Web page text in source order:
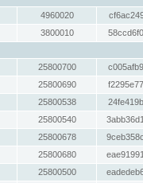
4960020
3800010
25800700
25800690
25800538
25800540
25800678
25800680
25800500